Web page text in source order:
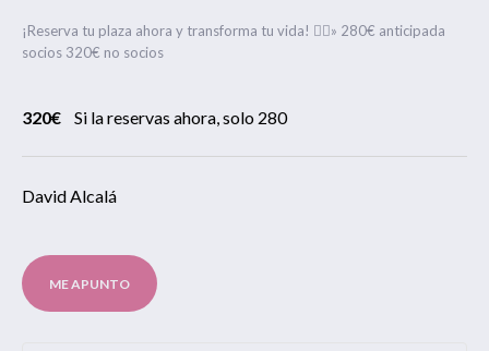
¡Reserva tu plaza ahora y transforma tu vida! 💆‍♀️» 280€ anticipada
socios 320€ no socios
320€ Si la reservas ahora, solo 280
David Alcalá
ME APUNTO